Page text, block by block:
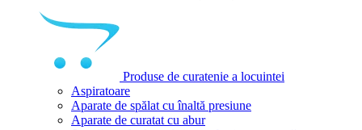
Produse de curatenie a locuintei
Aspiratoare
Aparate de spălat cu înaltă presiune
Aparate de curatat cu abur